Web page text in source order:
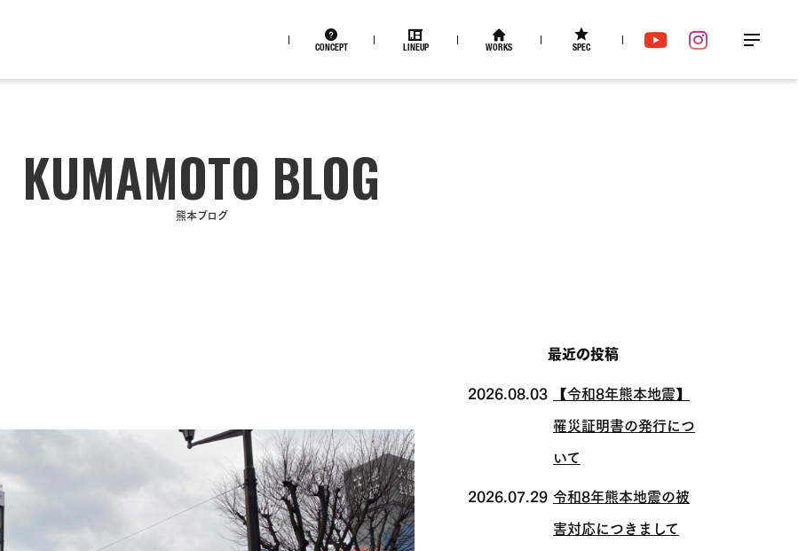
CONCEPT LINEUP WORKS SPEC
YouTubeInstagram
ニュー
熊本ブログ
最近の投稿
2026.08.03 【令和8年熊本地震】
罹災証明書の発行につ
いて
2026.07.29 令和8年熊本地震の被
害対応につきまして